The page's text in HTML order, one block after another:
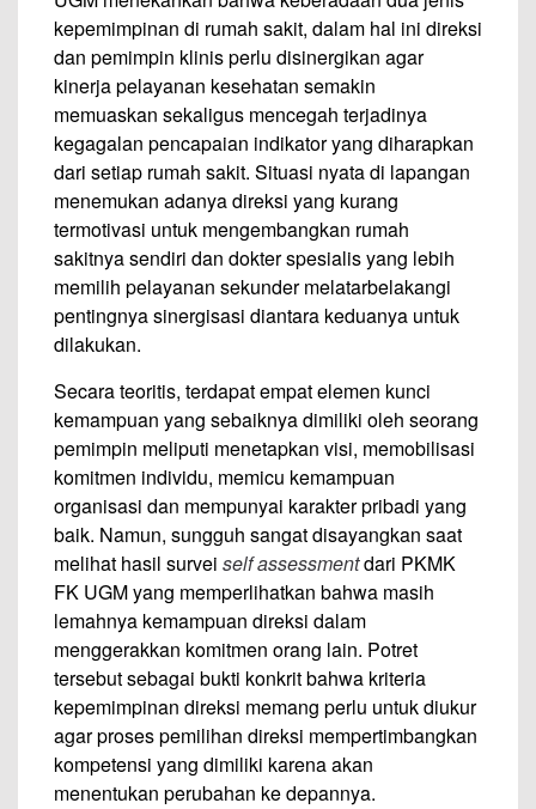
kepemimpinan di rumah sakit, dalam hal ini direksi
dan pemimpin klinis perlu disinergikan agar
kinerja pelayanan kesehatan semakin
memuaskan sekaligus mencegah terjadinya
kegagalan pencapaian indikator yang diharapkan
dari setiap rumah sakit. Situasi nyata di lapangan
menemukan adanya direksi yang kurang
termotivasi untuk mengembangkan rumah
sakitnya sendiri dan dokter spesialis yang lebih
memilih pelayanan sekunder melatarbelakangi
pentingnya sinergisasi diantara keduanya untuk
dilakukan.
Secara teoritis, terdapat empat elemen kunci
kemampuan yang sebaiknya dimiliki oleh seorang
pemimpin meliputi menetapkan visi, memobilisasi
komitmen individu, memicu kemampuan
organisasi dan mempunyai karakter pribadi yang
baik. Namun, sungguh sangat disayangkan saat
melihat hasil survei self assessmentdari PKMK
FK UGM yang memperlihatkan bahwa masih
lemahnya kemampuan direksi dalam
menggerakkan komitmen orang lain. Potret
tersebut sebagai bukti konkrit bahwa kriteria
kepemimpinan direksi memang perlu untuk diukur
agar proses pemilihan direksi mempertimbangkan
kompetensi yang dimiliki karena akan
menentukan perubahan ke depannya.